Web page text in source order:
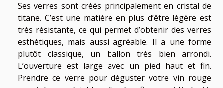
Ses verres sont créés principalement en cristal de
titane. C’est une matière en plus d’être légère est
très résistante, ce qui permet d’obtenir des verres
esthétiques, mais aussi agréable. Il a une forme
plutôt classique, un ballon très bien arrondi.
L’ouverture est large avec un pied haut et fin.
Prendre ce verre pour déguster votre vin rouge